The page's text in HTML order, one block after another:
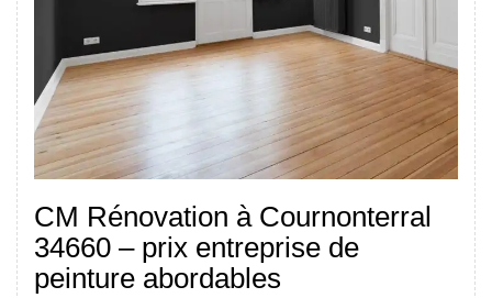
CM Rénovation à Cournonterral
34660 – prix entreprise de
peinture abordables